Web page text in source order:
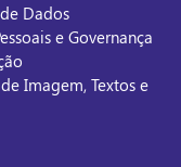
Dados
e Governança
Imagem, Textos e